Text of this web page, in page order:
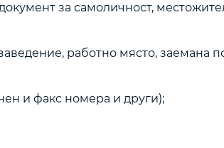
за самоличност,
работно място, заемана
и факс номера и други);